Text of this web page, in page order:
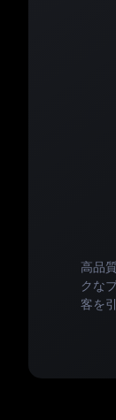
高品
クな
客を